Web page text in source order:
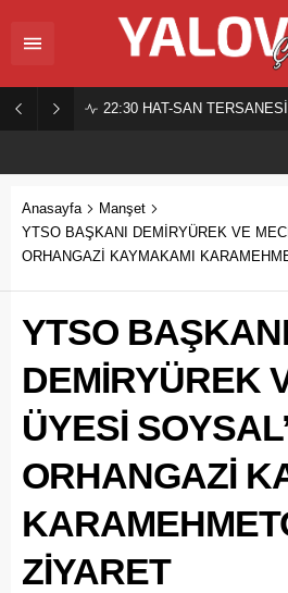
22:30 HAT-SAN
Anasayfa
Manşet
YTSO BAŞKANI DEMİRYÜREK VE
ORHANGAZİ KAYMAKAMI
YTSO
DEMİRYÜREK
ÜYESİ
ORHANGAZİ
ZİYARET